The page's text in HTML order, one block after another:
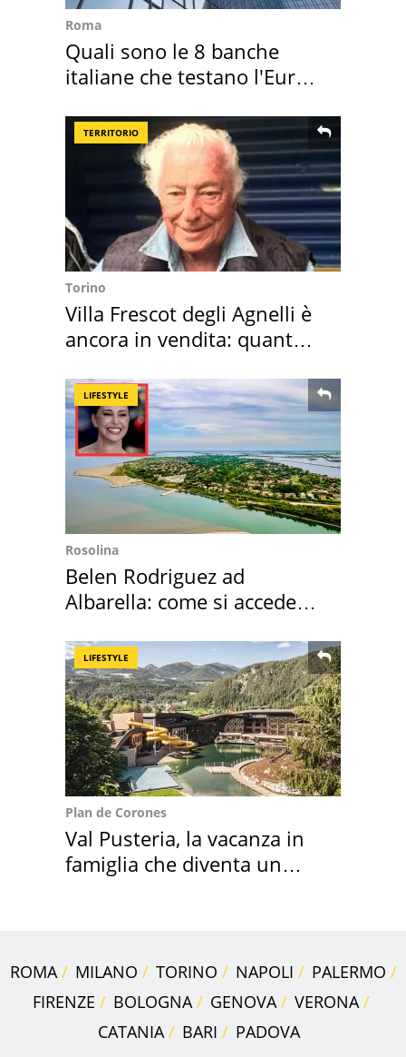
Roma
Quali sono le 8 banche
italiane che testano l'Euro
TERRITORIO
Torino
Villa Frescot degli Agnelli è
ancora in vendita: quanto
LIFESTYLE
Rosolina
Belen Rodriguez ad
Albarella: come si accede
LIFESTYLE
Plan de Corones
Val Pusteria, la vacanza in
famiglia che diventa un
ROMA MILANO TORINO NAPOLI
PALERMO
FIRENZE
BOLOGNA GENOVA
VERONA
CATANIA
BARI PADOVA